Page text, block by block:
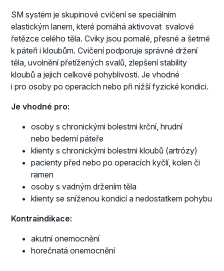
SM systém je skupinové cvičení se speciálním
elastickým lanem, které pomáhá aktivovat svalové
řetězce celého těla. Cviky jsou pomalé, přesné a šetrné
k páteři i kloubům. Cvičení podporuje správné držení
těla, uvolnění přetížených svalů, zlepšení stability
kloubů a jejich celkové pohyblivosti. Je vhodné
i pro osoby po operacích nebo při nižší fyzické kondici.
Je vhodné pro:
osoby s chronickými bolestmi krční, hrudní
nebo bederní páteře
klienty s chronickými bolestmi kloubů (artrózy)
pacienty před nebo po operacích kyčlí, kolen či
ramen
osoby s vadným držením těla
klienty se sníženou kondicí a nedostatkem pohybu
Kontraindikace:
akutní onemocnění
horečnatá onemocnění